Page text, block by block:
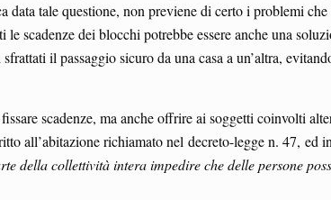
tale questione, non previene di certo i problemi
scadenze dei blocchi potrebbe essere anche una
il passaggio sicuro da una casa a un’altra,
scadenze, ma anche offrire ai soggetti coinvolti
all’abitazione richiamato nel decreto-legge n. 47, ed
della collettività intera impedire che delle persone